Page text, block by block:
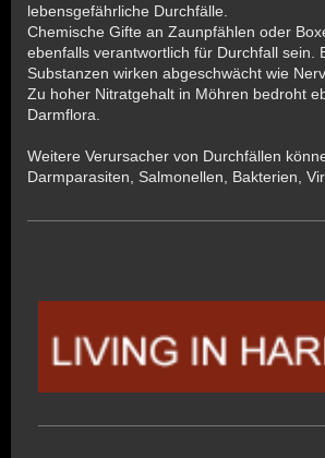
lebensgefährliche Durchfälle.
Chemische Gifte an Zaunpfählen oder
ebenfalls verantwortlich für Durchfall sein.
Substanzen wirken abgeschwächt wie
Zu hoher Nitratgehalt in Möhren bedroht
Darmflora.
Weitere Verursacher von Durchfällen
Darmparasiten, Salmonellen, Bakterien,